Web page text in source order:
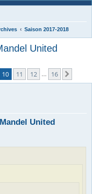
Saison 2017-2018
United
10 11 12 16
United